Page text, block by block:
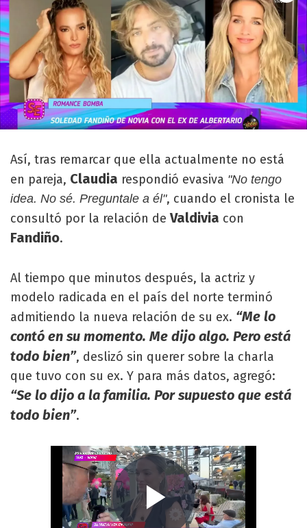
Así, tras remarcar que ella actualmente no está
en pareja, Claudia respondió evasiva "No tengo
idea. No sé. Preguntale a él", cuando el cronista le
consultó por la relación deValdivia con
Fandiño.
Al tiempo que minutos después, la actriz y
modelo radicada en el país del norte terminó
admitiendo la nueva relación de su ex. “Me lo
contó en su momento. Me dijo algo. Pero está
todo bien”, deslizó sin querer sobre la charla
que tuvo con su ex. Y para más datos, agregó:
“Se lo dijo a la familia. Por supuesto que está
todo bien”.